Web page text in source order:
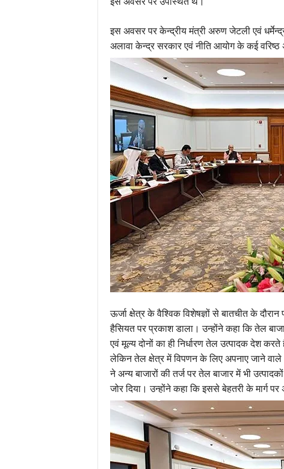
इस अवसर पर केन्द्रीय मंत्री अरुण जेटली एवं
अलावा केन्द्र सरकार एवं नीति आयोग के कई वरिष्ठ
ऊर्जा क्षेत्र के वैश्विक विशेषज्ञों से बातचीत के
हैसियत पर प्रकाश डाला। उन्होंने कहा कि तेल
एवं मूल्य दोनों का ही निर्धारण तेल उत्पादक देश करते
लेकिन तेल क्षेत्र में विपणन के लिए अपनाए जाने
ने अन्य बाजारों की तर्ज पर तेल बाजार में भी
जोर दिया। उन्होंने कहा कि इससे बेहतरी के मार्ग